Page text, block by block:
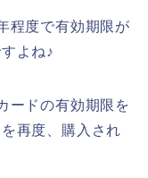
程度で有効期限が
よね♪
ードの有効期限を
再度、購入され